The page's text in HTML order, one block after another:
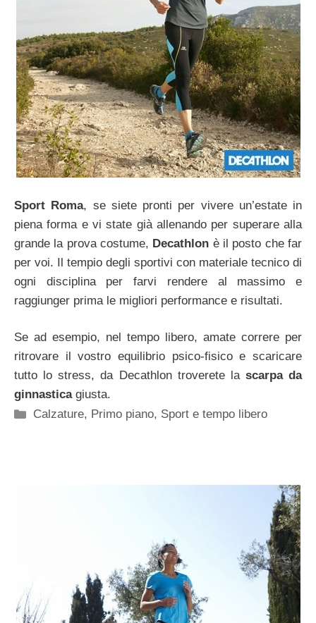
Sport Roma, se siete pronti per vivere un’estate in
piena forma e vi state già allenando per superare alla
grande la prova costume, Decathlon è il posto che far
per voi. Il tempio degli sportivi con materiale tecnico di
ogni disciplina per farvi rendere al massimo e
raggiunger prima le migliori performance e risultati.
Se ad esempio, nel tempo libero, amate correre per
ritrovare il vostro equilibrio psico-fisico e scaricare
tutto lo stress, da Decathlon troverete la scarpa da
ginnasticagiusta.
Categorie
Calzature, Primo piano, Sport e tempo libero